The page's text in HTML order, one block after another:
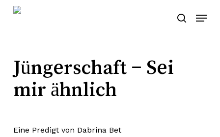
Skip
search
Menu
Jüngerschaft – Sei
mir ähnlich
Eine Predigt von Dabrina Bet